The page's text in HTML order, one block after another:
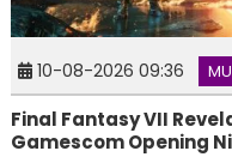
10-08-2026 09:36
Final Fantasy VII
Gamescom Opening